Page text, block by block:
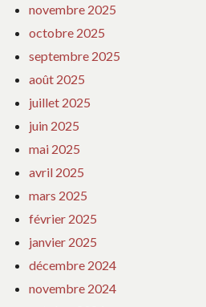
novembre 2025
octobre 2025
septembre 2025
août 2025
juillet 2025
juin 2025
mai 2025
avril 2025
mars 2025
février 2025
janvier 2025
décembre 2024
novembre 2024